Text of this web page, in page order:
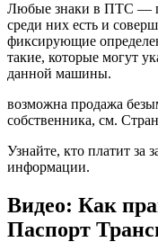
Любые знаки в ПТС —
среди них есть и
фиксирующие
такие, которые могут
данной машины.
возможна продажа
собственника, см.
Узнайте, кто платит за
информации.
Видео: Как
Паспорт